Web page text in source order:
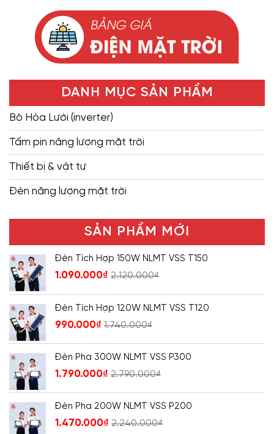
DANH MỤC SẢN PHẨM
Bộ Hòa Lưới (inverter)
Tấm pin năng lượng mặt trời
Thiết bị & vật tư
Đèn năng lượng mặt trời
SẢN PHẨM MỚI
Đèn Tích Hợp 150W NLMT VSS T150
1.090.000₫ 2.120.000₫
Đèn Tích Hợp 120W NLMT VSS T120
990.000₫ 1.740.000₫
Đèn Pha 300W NLMT VSS P300
1.790.000₫ 2.790.000₫
Đèn Pha 200W NLMT VSS P200
1.470.000₫ 2.240.000₫